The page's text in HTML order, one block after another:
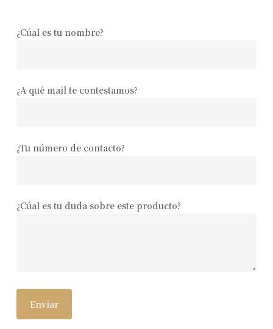
¿Cúal es tu nombre?
¿A qué mail te contestamos?
¿Tu número de contacto?
¿Cúal es tu duda sobre este producto?